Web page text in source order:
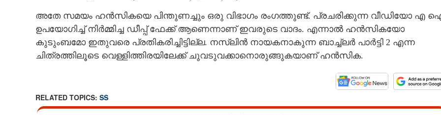
അതേ സമയം ഹൻസികയെ പിന്തുണച്ചും ഒരു വിഭാഗം രംഗത്തുണ്ട്. പ്രചരിക്കുന്ന വീഡിയോ എ
ഉപയോഗിച്ച് നിർമ്മിച്ച ഡീപ്പ് ഫേക്ക് ആണെന്നാണ് ഇവരുടെ വാദം. എന്നാൽ ഹൻസികയോ
കുടുംബമോ ഇതുവരെ പ്രതികരിച്ചിട്ടില്ല. നസ്ലിൻ നായകനാകുന്ന ബാച്ച്ലർ പാർട്ടി 2 എന്ന
ചിത്രത്തിലൂടെ വെള്ളിത്തിരയിലേക്ക് ചുവടുവക്കാനൊരുങ്ങുകയാണ് ഹൻസിക.
RELATED TOPICS: SS